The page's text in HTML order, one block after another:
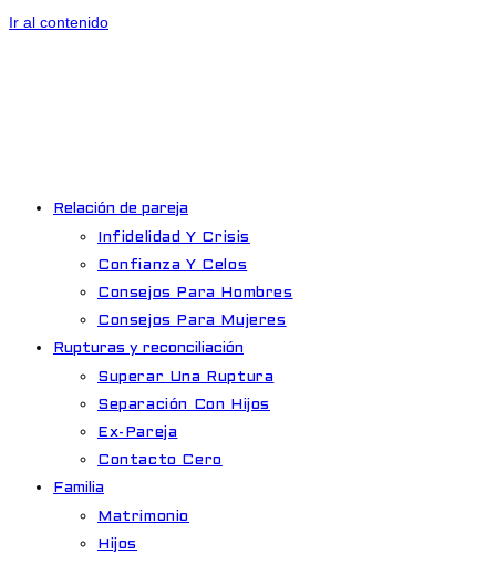
Ir al contenido
Relación de pareja
Infidelidad Y Crisis
Confianza Y Celos
Consejos Para Hombres
Consejos Para Mujeres
Rupturas y reconciliación
Superar Una Ruptura
Separación Con Hijos
Ex-Pareja
Contacto Cero
Familia
Matrimonio
Hijos